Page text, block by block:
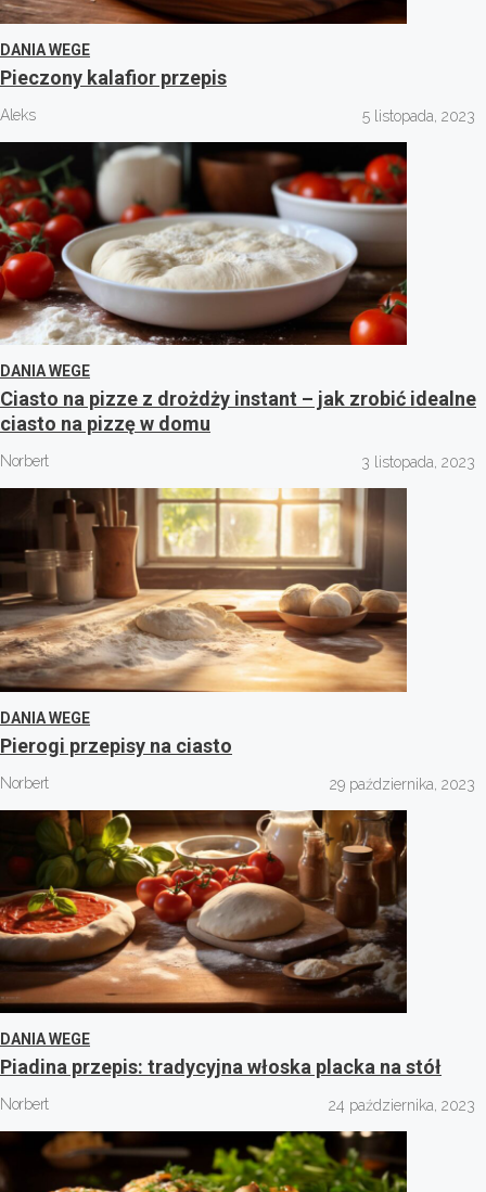
DANIA WEGE
Pieczony kalafior przepis
Aleks 5 listopada, 2023
DANIA WEGE
Ciasto na pizze z drożdży instant – jak zrobić idealne
ciasto na pizzę w domu
Norbert 3 listopada, 2023
DANIA WEGE
Pierogi przepisy na ciasto
Norbert 29 października, 2023
DANIA WEGE
Piadina przepis: tradycyjna włoska placka na stół
Norbert 24 października, 2023